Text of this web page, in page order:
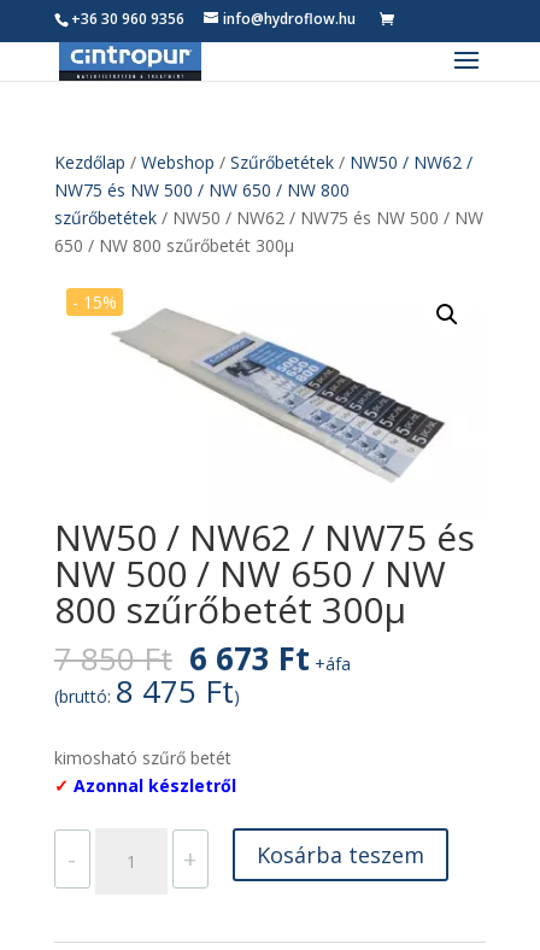
+36 30 960 9356 info@hydroflow.hu
Kezdőlap / Webshop / Szűrőbetétek/ NW50 / NW62 /
NW75 és NW 500 / NW 650 / NW 800
szűrőbetétek/ NW50 / NW62 / NW75 és NW 500 / NW
650 / NW 800 szűrőbetét 300µ
- 15%
NW50 / NW62 / NW75 és
NW 500 / NW 650 / NW
800 szűrőbetét 300µ
7 850Ft Original
price
was:
7
850 Ft.
6 673 FtCurrent
price
+áfa
(bruttó: 8 475 Ft)
kimosható szűrő betét
✓ Azonnal készletről
- + Kosárba teszem